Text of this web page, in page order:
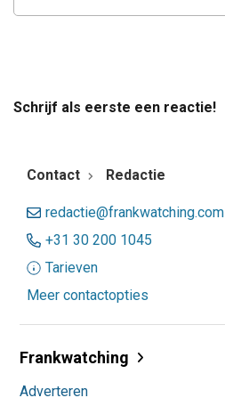
Schrijf als eerste een reactie!
Contact Redactie
redactie@frankwatching.com
+31 30 200 1045
Tarieven
Meer contactopties
Frankwatching
Adverteren